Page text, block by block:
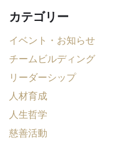
カテゴリー
イベント・お知らせ
チームビルディング
リーダーシップ
人材育成
人生哲学
慈善活動